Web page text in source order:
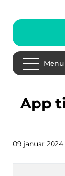
Menu
app til elpriser time for
09 januar 2024